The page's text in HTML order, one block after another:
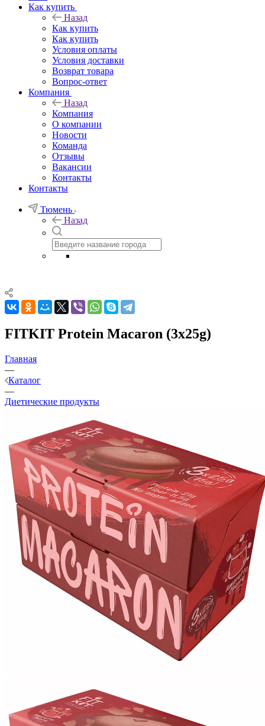
Как купить
Назад
Как купить
Как купить
Условия оплаты
Условия доставки
Возврат товара
Вопрос-ответ
Компания
Назад
Компания
О компании
Новости
Команда
Отзывы
Вакансии
Контакты
Контакты
Тюмень
Назад
FITKIT Protein Macaron (3x25g)
Главная
—
Каталог
—
Диетические продукты